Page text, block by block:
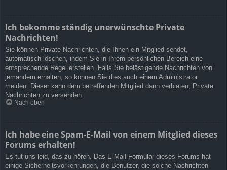
Ich bekomme ständig unerwünschte Private
Nachrichten!
Sie können Private Nachrichten, die Ihnen ein Mitglied sendet,
automatisch löschen, indem Sie in Ihrem persönlichen Bereich eine
entsprechende Regel erstellen. Falls Sie belästigende Nachrichten von
jemandem erhalten, so können Sie dies auch einem Administrator
melden. Dieser kann dem betreffenden Mitglied dann verbieten, Private
Nachrichten zu versenden.
Nach oben
Ich habe eine Spam-E-Mail von einem Mitglied dieses
Forums erhalten!
Es tut uns leid, das zu hören. Das E-Mail-Formular dieses Forums hat
einige Sicherheitsvorkehrungen, die Benutzer, die solche Nachrichten